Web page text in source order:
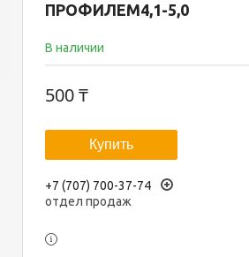
ПРОФИЛЕМ4,1-5,0
В наличии
500 ₸
Купить
+7 (707) 700-37-74
отдел продаж